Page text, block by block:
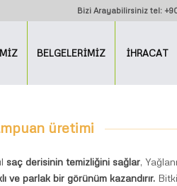
Bizi Arayabilirsiniz tel:
BELGELERİMİZ İHRACAT
üretimi
saç derisinin temizliğini sağlar,
ve parlak bir görünüm kazandırır.